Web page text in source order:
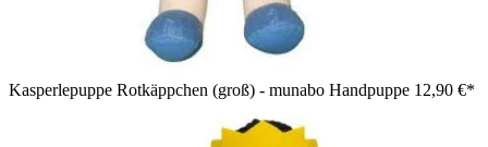
Kasperlepuppe Rotkäppchen (groß) - munabo Handpuppe 12,90 €*